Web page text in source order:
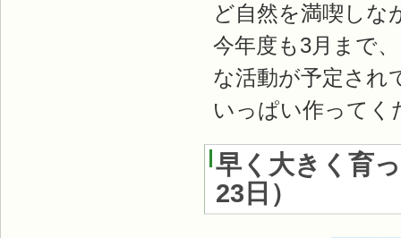
ど自然を満喫しな
今年度も3月まで
な活動が予定され
いっぱい作ってく
早く大きく育
23日）